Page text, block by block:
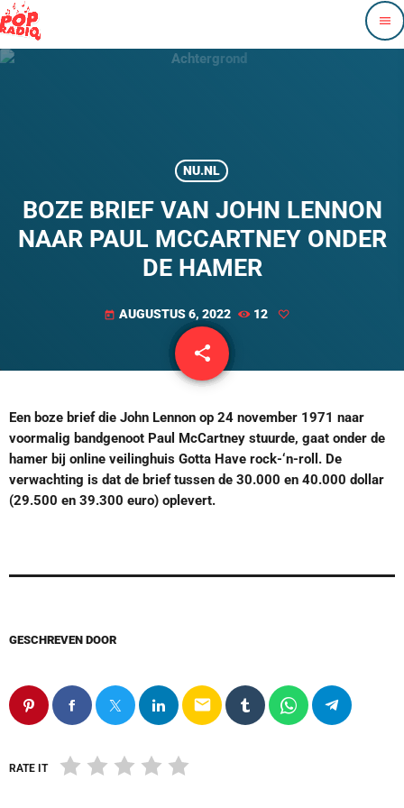
menu
NU.NL
BOZE BRIEF VAN JOHN LENNON
NAAR PAUL MCCARTNEY ONDER
DE HAMER
today AUGUSTUS 6, 2022 12
share
email
Een boze brief die John Lennon op 24 november 1971 naar
voormalig bandgenoot Paul McCartney stuurde, gaat onder de
hamer bij online veilinghuis Gotta Have rock-‘n-roll. De
verwachting is dat de brief tussen de 30.000 en 40.000 dollar
(29.500 en 39.300 euro) oplevert.
GESCHREVEN DOOR
email
RATE IT